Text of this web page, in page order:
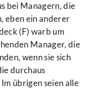
bei Managern, die
eben ein anderer
(F) warb um
Manager, die
wenn sie sich
durchaus
übrigen seien alle